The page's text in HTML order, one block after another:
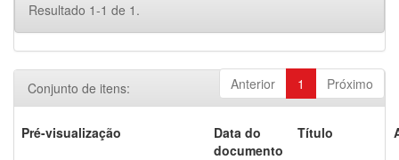
Resultado 1-1 de 1.
Anterior 1 Próximo
Conjunto de itens:
Pré-visualização
Data do
documento
Título